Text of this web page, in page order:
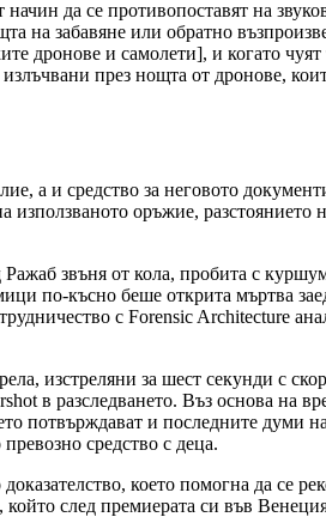
начин да се противопоставят на
на забавяне или обратно
дронове и самолети], и когато
през нощта от дронове,
а и средство за неговото
използваното оръжие,
звъня от кола, пробита с
по-късно беше открита мъртва
с Forensic Architecture
изстреляни за шест секунди с
в разследването. Въз основа на
потвърждават и последните думи
средство с деца.
което помогна да се
след премиерата си във